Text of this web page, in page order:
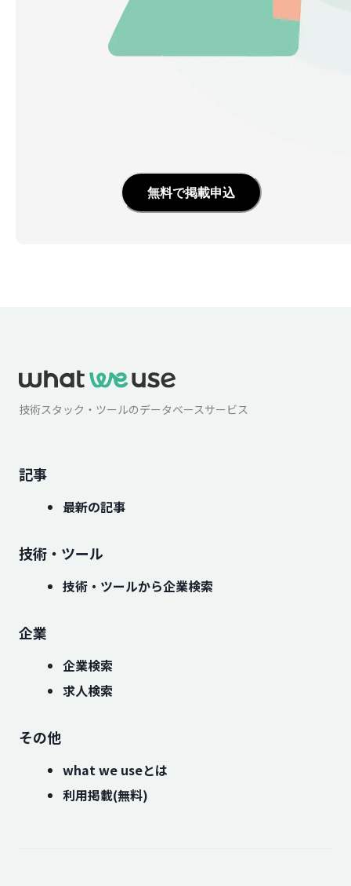
無料で掲載申込
技術スタック・ツールのデータベースサービス
記事
最新の記事
技術・ツール
技術・ツールから企業検索
企業
企業検索
求人検索
その他
what we useとは
利用掲載(無料)